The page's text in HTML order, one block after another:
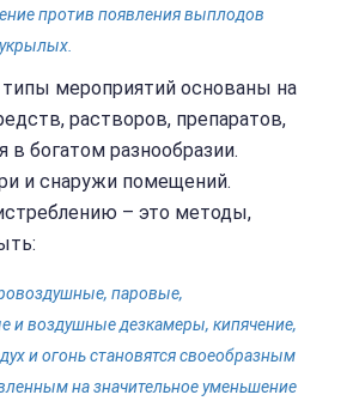
против появления выплодов
мероприятий основаны на
растворов, препаратов,
богатом разнообразии.
и снаружи помещений.
– это методы,
паровые,
и воздушные дезкамеры, кипячение,
и огонь становятся своеобразным
на значительное уменьшение